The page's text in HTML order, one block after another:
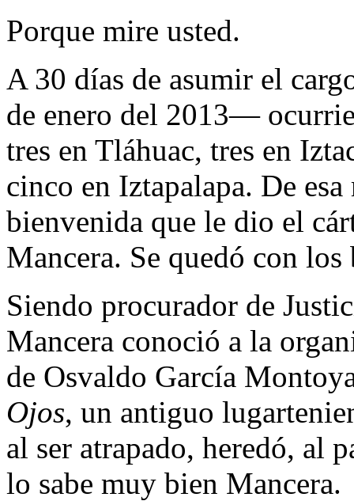
Porque mire usted.
A 30 días de asumir el
de enero del 2013—
tres en Tláhuac, tres en
cinco en Iztapalapa. De
bienvenida que le dio el
Mancera. Se quedó con los
Siendo procurador de
Mancera conoció a la
de Osvaldo García
Ojos, un antiguo
al ser atrapado, heredó, al
lo sabe muy bien Mancera.